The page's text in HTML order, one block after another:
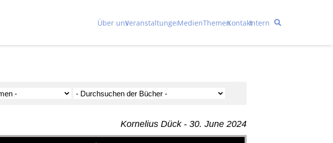
Über unsVeranstaltungenMedienThemenKontaktIntern
Kornelius Dück - 30. June 2024
Pfeiltasten Hoch/Runter benutzen, um die Lautstärke zu regeln.